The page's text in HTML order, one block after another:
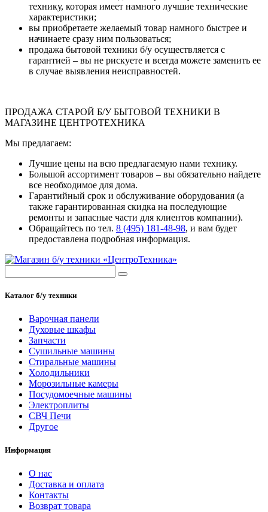
технику, которая имеет намного лучшие технические
характеристики;
вы приобретаете желаемый товар намного быстрее и
начинаете сразу ним пользоваться;
продажа бытовой техники б/у осуществляется с
гарантией – вы не рискуете и всегда можете заменить ее
в случае выявления неисправностей.
ПРОДАЖА СТАРОЙ Б/У БЫТОВОЙ ТЕХНИКИ В
МАГАЗИНЕ ЦЕНТРОТЕХНИКА
Мы предлагаем:
Лучшие цены на всю предлагаемую нами технику.
Большой ассортимент товаров – вы обязательно найдете
все необходимое для дома.
Гарантийный срок и обслуживание оборудования (а
также гарантированная скидка на последующие
ремонты и запасные части для клиентов компании).
Обращайтесь по тел. 8 (495) 181-48-98, и вам будет
предоставлена подробная информация.
Каталог б/у техники
Варочная панели
Духовые шкафы
Запчасти
Сушильные машины
Стиральные машины
Холодильники
Морозильные камеры
Посудомоечные машины
Электроплиты
СВЧ Печи
Другое
Информация
О нас
Доставка и оплата
Контакты
Возврат товара